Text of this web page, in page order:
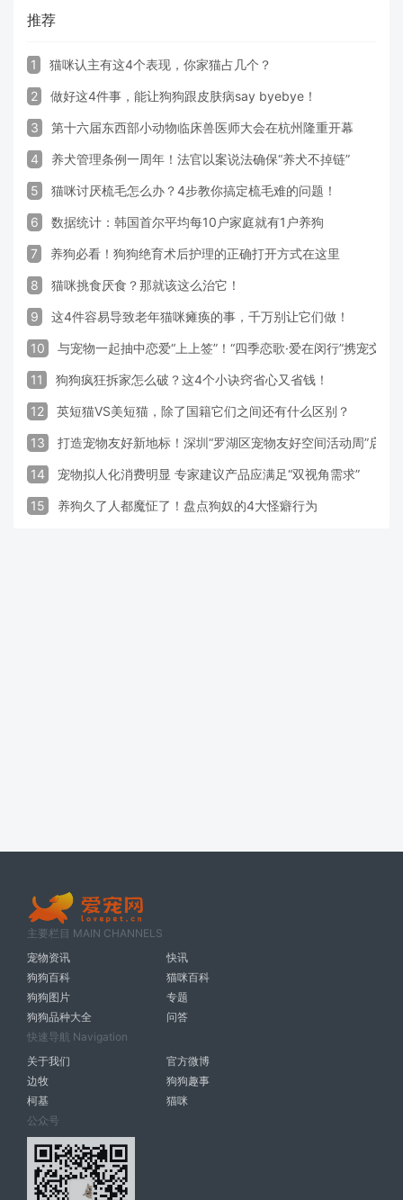
推荐
1 猫咪认主有这4个表现，你家猫占几个？
2 做好这4件事，能让狗狗跟皮肤病say byebye！
3 第十六届东西部小动物临床兽医师大会在杭州隆重开幕
4 养犬管理条例一周年！法官以案说法确保“养犬不掉链”
5 猫咪讨厌梳毛怎么办？4步教你搞定梳毛难的问题！
6 数据统计：韩国首尔平均每10户家庭就有1户养狗
7 养狗必看！狗狗绝育术后护理的正确打开方式在这里
8 猫咪挑食厌食？那就该这么治它！
9 这4件容易导致老年猫咪瘫痪的事，千万别让它们做！
10 与宠物一起抽中恋爱“上上签”！“四季恋歌·爱在闵行”携宠交友
11 狗狗疯狂拆家怎么破？这4个小诀窍省心又省钱！
12 英短猫VS美短猫，除了国籍它们之间还有什么区别？
13 打造宠物友好新地标！深圳“罗湖区宠物友好空间活动周”启动
14 宠物拟人化消费明显 专家建议产品应满足“双视角需求”
15 养狗久了人都魔怔了！盘点狗奴的4大怪癖行为
主要栏目 MAIN CHANNELS
宠物资讯
快讯
狗狗百科
猫咪百科
狗狗图片
专题
狗狗品种大全
问答
快速导航 Navigation
关于我们
官方微博
边牧
狗狗趣事
柯基
猫咪
公众号